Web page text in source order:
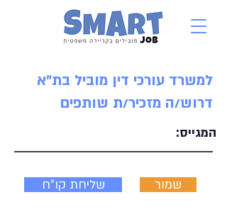
למשרד עורכי דין מוביל בת"א
דרוש/ה מזכיר/ת שותפים
המגייס:
שליחת קו"ח שמור